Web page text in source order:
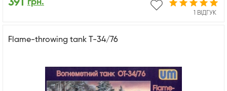
1 ВІДГУК
391 грн.
Flame-throwing tank T-34/76